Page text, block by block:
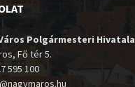
Polgármesteri Hivatala
Fő tér 5.
595 100